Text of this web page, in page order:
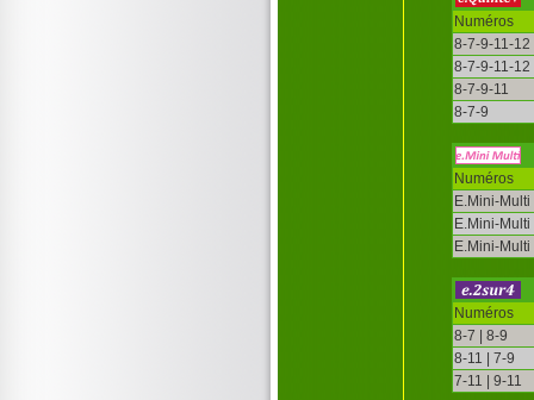
Numéros
8-7-9-11-12
8-7-9-11-12
8-7-9-11
8-7-9
Numéros
E.Mini-Multi
E.Mini-Multi
E.Mini-Multi
Numéros
8-7 | 8-9
8-11 | 7-9
7-11 | 9-11